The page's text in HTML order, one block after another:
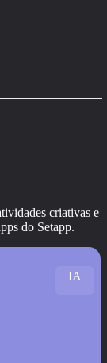
criativas e
do Setapp.
IA